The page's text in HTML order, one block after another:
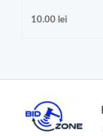
10.00 lei